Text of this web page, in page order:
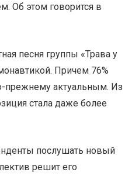
Об этом говорится в
песня группы «Трава у
Причем 76%
прежнему актуальным. Из
стала даже более
послушать новый
решит его